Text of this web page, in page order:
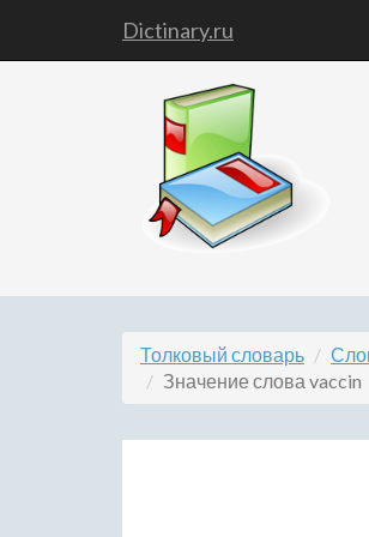
Dictinary.ru
Толковый словарь
Значение слова vaccin